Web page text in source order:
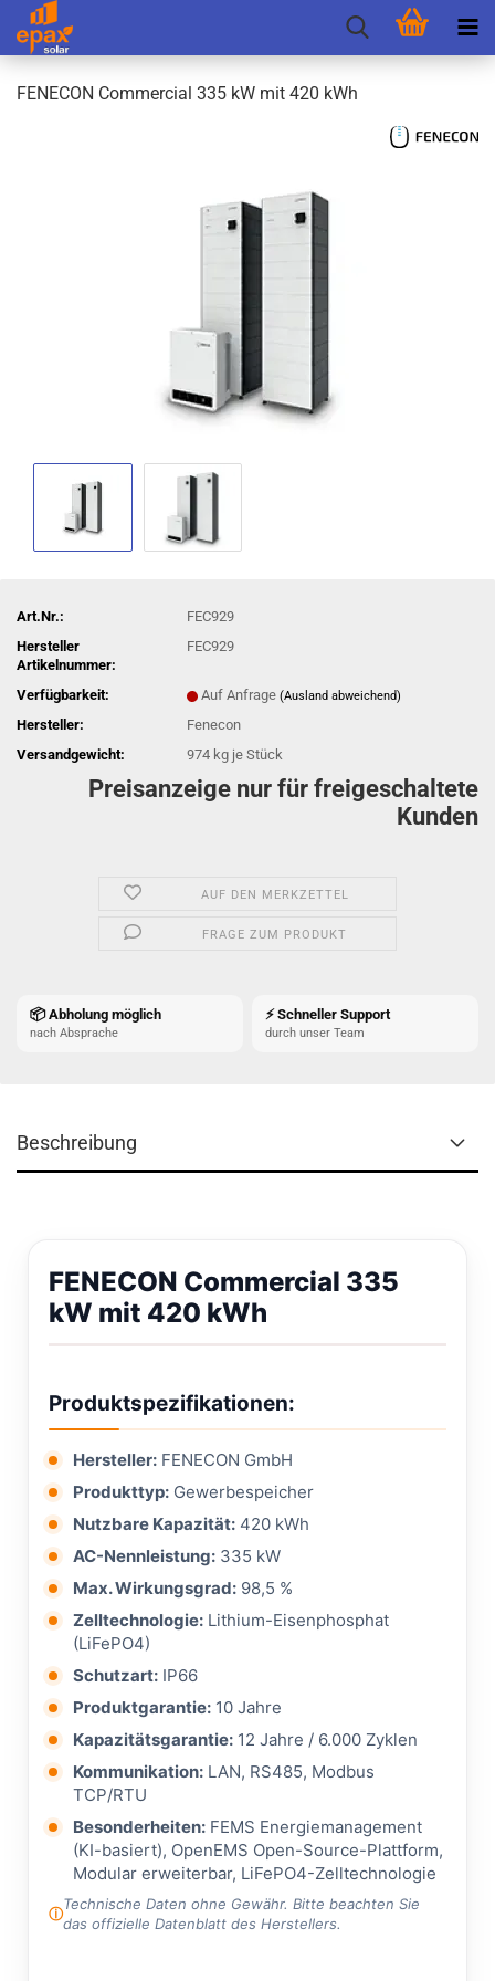
FEN­E­CON Com­mer­cial 335 kW mit 420 kWh
Art.Nr.:
FEC929
Hersteller
Artikelnummer:
FEC929
Verfügbarkeit: Auf Anfrage (Ausland abweichend)
Hersteller:
Fenecon
Versandgewicht:
974 kg je Stück
Preisanzeige nur für freigeschaltete
Kunden
AUF DEN MERKZETTEL
FRAGE ZUM PRODUKT
📦 Abholung möglich
nach Absprache
⚡ Schneller Support
durch unser Team
Beschreibung
FENECON Commercial 335
kW mit 420 kWh
Produktspezifikationen:
Hersteller: FENECON GmbH
Produkttyp: Gewerbespeicher
Nutzbare Kapazität: 420 kWh
AC-Nennleistung: 335 kW
Max. Wirkungsgrad: 98,5 %
Zelltechnologie: Lithium-Eisenphosphat
(LiFePO4)
Schutzart: IP66
Produktgarantie: 10 Jahre
Kapazitätsgarantie: 12 Jahre / 6.000 Zyklen
Kommunikation: LAN, RS485, Modbus
TCP/RTU
Besonderheiten: FEMS Energiemanagement
(KI-basiert), OpenEMS Open-Source-Plattform,
Modular erweiterbar, LiFePO4-Zelltechnologie
Technische Daten ohne Gewähr. Bitte beachten Sie
das offizielle Datenblatt des Herstellers.